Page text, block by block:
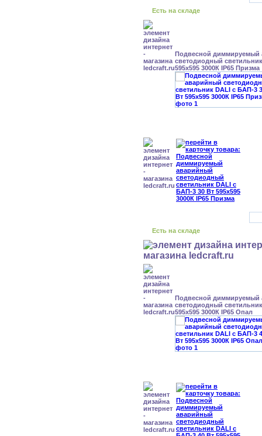
Есть на складе
Подвесной диммируемый
светодиодный
595x595 3000К IP65 Призма
Есть на складе
Подвесной диммируемый
светодиодный
595x595 3000К IP65 Опал